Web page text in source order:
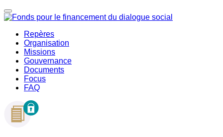
Repères
Organisation
Missions
Gouvernance
Documents
Focus
FAQ